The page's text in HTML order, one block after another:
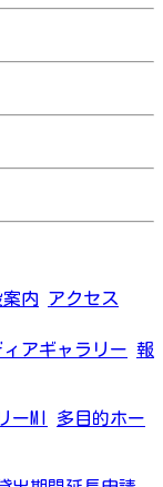
案内 アクセス
ィアギャラリー 報
ーMI
多目的ホー